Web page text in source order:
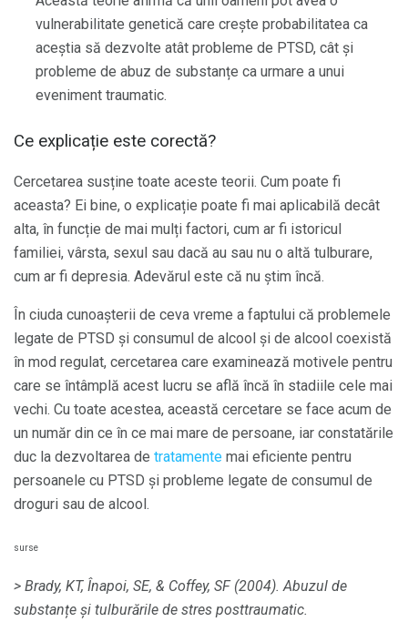
vulnerabilitate genetică care crește probabilitatea ca
aceștia să dezvolte atât probleme de PTSD, cât și
probleme de abuz de substanțe ca urmare a unui
eveniment traumatic.
Ce explicație este corectă?
Cercetarea susține toate aceste teorii. Cum poate fi
aceasta? Ei bine, o explicație poate fi mai aplicabilă decât
alta, în funcție de mai mulți factori, cum ar fi istoricul
familiei, vârsta, sexul sau dacă au sau nu o altă tulburare,
cum ar fi depresia. Adevărul este că nu știm încă.
În ciuda cunoașterii de ceva vreme a faptului că problemele
legate de PTSD și consumul de alcool și de alcool coexistă
în mod regulat, cercetarea care examinează motivele pentru
care se întâmplă acest lucru se află încă în stadiile cele mai
vechi. Cu toate acestea, această cercetare se face acum de
un număr din ce în ce mai mare de persoane, iar constatările
duc la dezvoltarea de tratamente mai eficiente pentru
persoanele cu PTSD și probleme legate de consumul de
droguri sau de alcool.
surse
> Brady, KT, Înapoi, SE, & Coffey, SF (2004). Abuzul de
substanțe și tulburările de stres posttraumatic.